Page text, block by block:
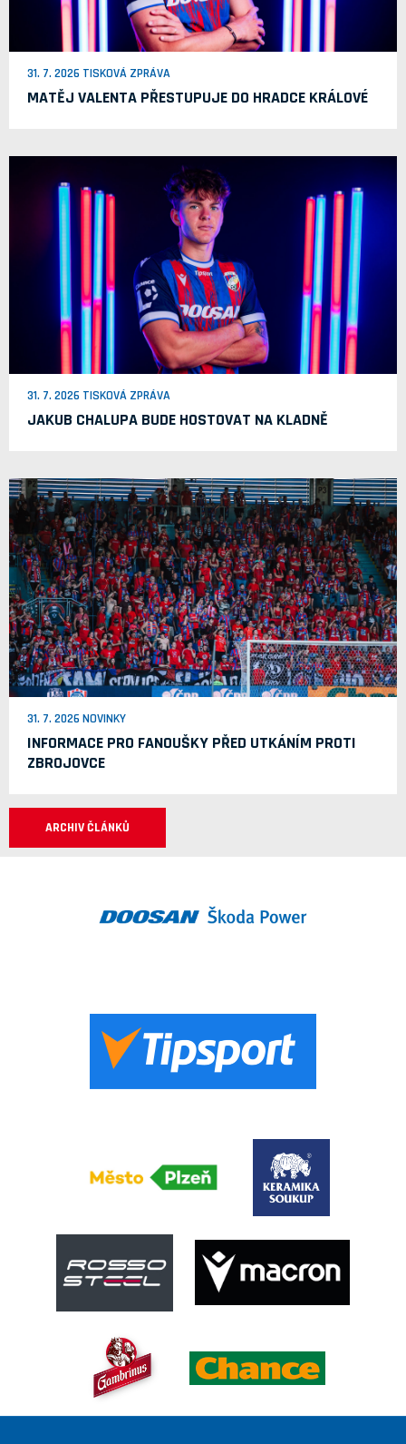
31. 7. 2026 TISKOVÁ ZPRÁVA
MATĚJ VALENTA PŘESTUPUJE DO HRADCE KRÁLOVÉ
31. 7. 2026 TISKOVÁ ZPRÁVA
JAKUB CHALUPA BUDE HOSTOVAT NA KLADNĚ
31. 7. 2026 NOVINKY
INFORMACE PRO FANOUŠKY PŘED UTKÁNÍM PROTI
ZBROJOVCE
ARCHIV ČLÁNKŮ